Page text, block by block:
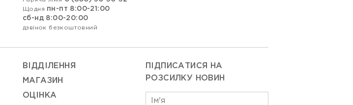
Щодня пн-пт 8:00-21:00
сб-нд 8:00-20:00
дзвінок безкоштовний
ВIДДIЛЕННЯ
МАГАЗИН
ОЦIНКА
ПІДПИСАТИСЯ НА
РОЗСИЛКУ НОВИН